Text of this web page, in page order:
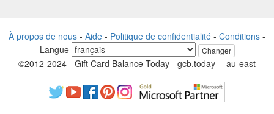
À propos de nous - Aide - Politique de confidentialité - Conditions -
Langue
Changer
©2012-2024 - Gift Card Balance Today - gcb.today - -au-east